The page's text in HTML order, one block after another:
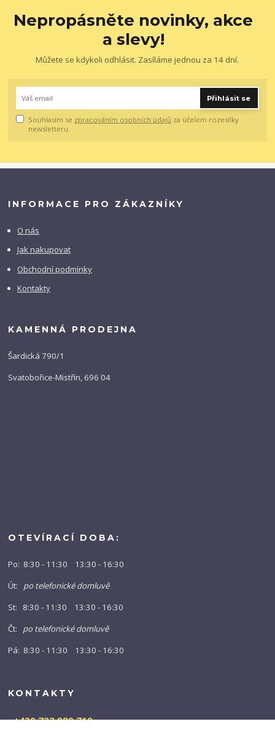
Nepropásněte novinky, akce
a slevy!
Můžete se kdykoli odhlásit. Zasíláme jednou za 14 dní.
Přihlásit se
Souhlasím se zpracováním osobních údajů za účelem rozesílky
newsletteru.
INFORMACE PRO ZÁKAZNÍKY
O nás
Jak nakupovat
Obchodní podmínky
Kontakty
KAMENNÁ PRODEJNA
Šardická 790/1
Svatobořice-Mistřín, 696 04
OTEVÍRACÍ DOBA:
Po: 8:30 - 11:30 13:30 - 16:30
Út: po telefonické domluvě
St: 8:30 - 11:30 13:30 - 16:30
Čt: po telefonické domluvě
Pá: 8:30 - 11:30 13:30 - 16:30
KONTAKTY
+420 723 989 719